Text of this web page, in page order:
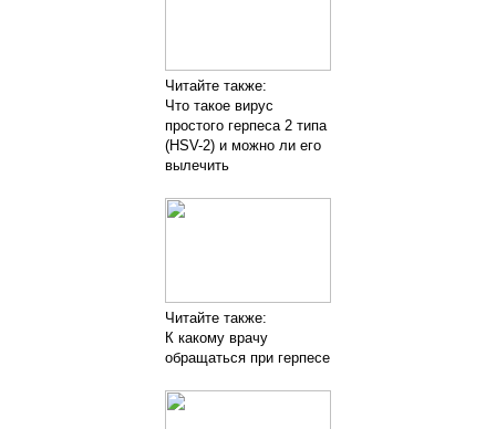
Читайте также:
Что такое вирус
простого герпеса 2 типа
(HSV-2) и можно ли его
вылечить
Читайте также:
К какому врачу
обращаться при герпесе